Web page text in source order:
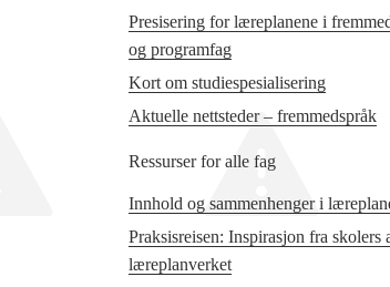
Presisering for læreplanene i
og programfag
Kort om studiespesialisering
Aktuelle nettsteder – fremmedspråk
Ressurser for alle fag
Innhold og sammenhenger i
Praksisreisen: Inspirasjon fra skolers
læreplanverket